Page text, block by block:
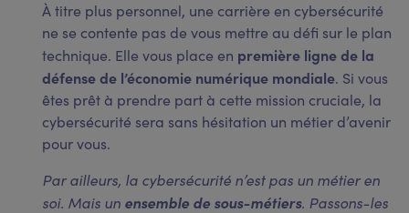
À titre plus personnel, une carrière en cybersécurité
ne se contente pas de vous mettre au défi sur le plan
technique. Elle vous place en première ligne de la
défense de l’économie numérique mondiale. Si vous
êtes prêt à prendre part à cette mission cruciale, la
cybersécurité sera sans hésitation un métier d’avenir
pour vous.
Par ailleurs, la cybersécurité n’est pas un métier en
soi. Mais un ensemble de sous-métiers. Passons-les